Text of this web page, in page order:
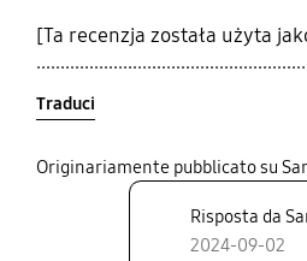
[Ta recenzja została użyta
Traduci
Originariamente pubblicato su
Risposta da
2024-09-02